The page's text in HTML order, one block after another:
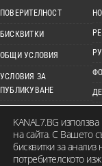
ПОВЕРИТЕЛНОСТ
БИСКВИТКИ
ОБЩИ УСЛОВИЯ
УСЛОВИЯ ЗА
ПУБЛИКУВАНЕ
КАРТА НА САЙТА
KANAL7.BG
на сайта. С Вашето
бисквитки за
потребителското